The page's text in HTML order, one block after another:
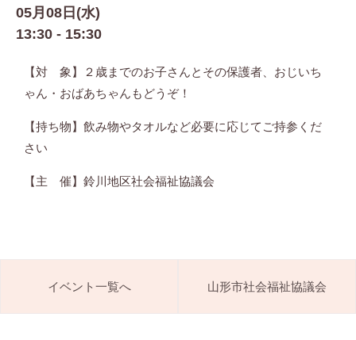
05月08日(水)
13:30 - 15:30
【対 象】２歳までのお子さんとその保護者、おじいち
ゃん・おばあちゃんもどうぞ！
【持ち物】飲み物やタオルなど必要に応じてご持参くだ
さい
【主 催】鈴川地区社会福祉協議会
イベント一覧へ 山形市社会福祉協議会